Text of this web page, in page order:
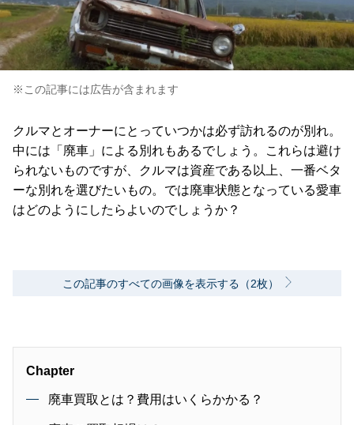
※この記事には広告が含まれます
クルマとオーナーにとっていつかは必ず訪れるのが別れ。
中には「廃車」による別れもあるでしょう。これらは避け
られないものですが、クルマは資産である以上、一番ベタ
ーな別れを選びたいもの。では廃車状態となっている愛車
はどのようにしたらよいのでしょうか？
この記事のすべての画像を表示する（2枚）
Chapter
廃車買取とは？費用はいくらかかる？